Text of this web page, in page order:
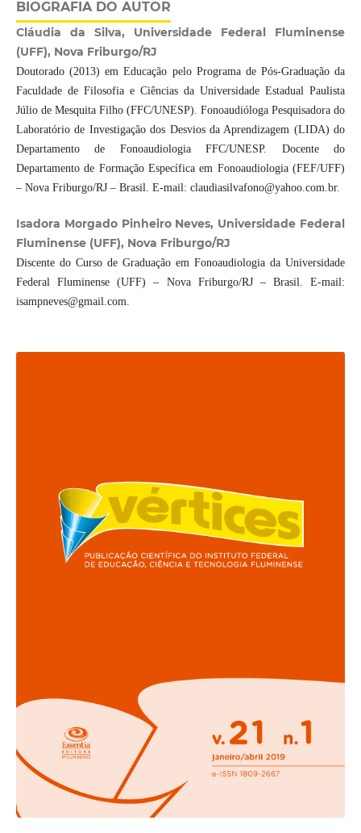
BIOGRAFIA DO AUTOR
Cláudia da Silva, Universidade Federal Fluminense
(UFF), Nova Friburgo/RJ
Doutorado (2013) em Educação pelo Programa de Pós-Graduação da
Faculdade de Filosofia e Ciências da Universidade Estadual Paulista
Júlio de Mesquita Filho (FFC/UNESP). Fonoaudióloga Pesquisadora do
Laboratório de Investigação dos Desvios da Aprendizagem (LIDA) do
Departamento de Fonoaudiologia FFC/UNESP. Docente do
Departamento de Formação Específica em Fonoaudiologia (FEF/UFF)
– Nova Friburgo/RJ – Brasil. E-mail: claudiasilvafono@yahoo.com.br.
Isadora Morgado Pinheiro Neves, Universidade Federal
Fluminense (UFF), Nova Friburgo/RJ
Discente do Curso de Graduação em Fonoaudiologia da Universidade
Federal Fluminense (UFF) – Nova Friburgo/RJ – Brasil. E-mail:
isampneves@gmail.com.